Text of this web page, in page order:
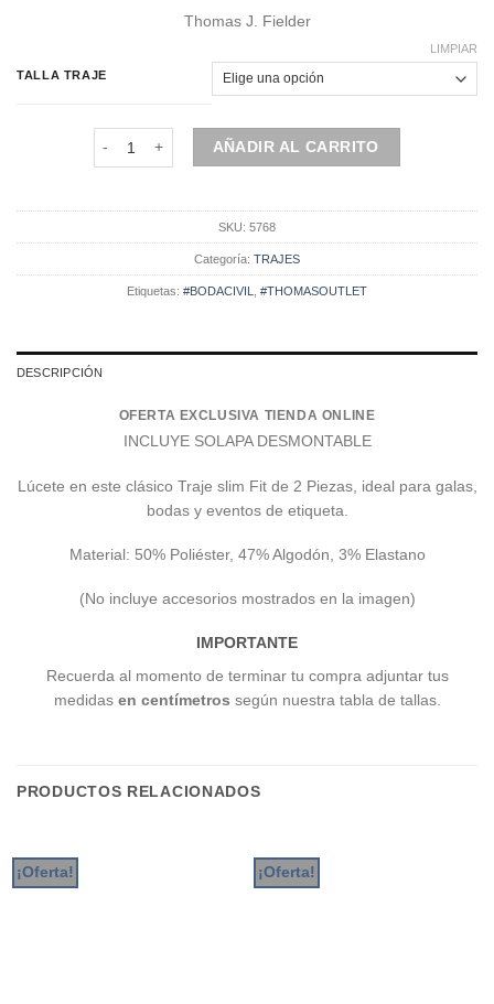
original
$233.000.
Thomas J. Fielder
TALLA TRAJE
LIMPIAR
Traje azul | Corte slim | Dos piezas | PRECIO ESPECIAL
AÑADIR AL CARRITO
SKU: 5768
Categoría: TRAJES
Etiquetas: #BODACIVIL #THOMASOUTLET
DESCRIPCIÓN
OFERTA EXCLUSIVA TIENDA ONLINE
INCLUYE SOLAPA DESMONTABLE
Lúcete en este clásico Traje slim Fit de 2 Piezas, ideal para galas,
bodas y eventos de etiqueta.
Material: 50% Poliéster, 47% Algodón, 3% Elastano
(No incluye accesorios mostrados en la imagen)
IMPORTANTE
Recuerda al momento de terminar tu compra adjuntar tus
medidas en centímetros según nuestra tabla de tallas.
PRODUCTOS RELACIONADOS
¡Oferta! ¡Oferta!